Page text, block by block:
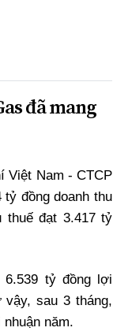
đã mang
Việt Nam - CTCP
tỷ đồng doanh thu
thuế đạt 3.417 tỷ
6.539 tỷ đồng lợi
sau 3 tháng,
năm.